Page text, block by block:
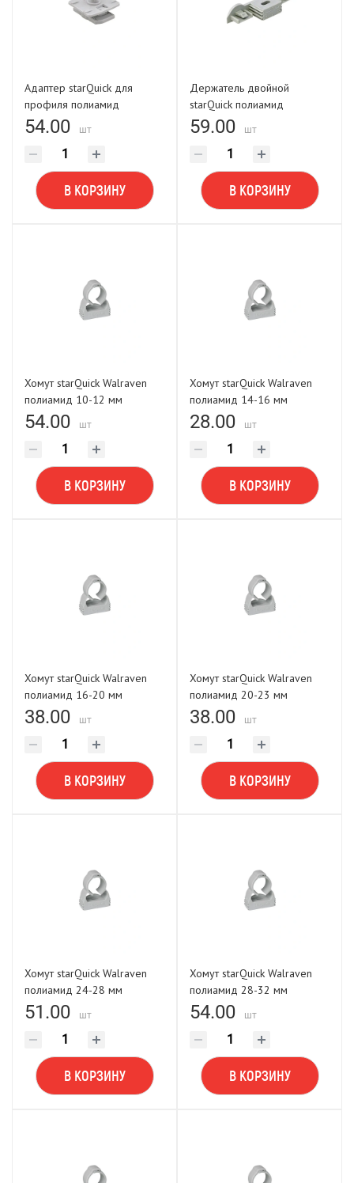
Адаптер starQuick для
профиля полиамид
54.00 шт
В КОРЗИНУ
Держатель двойной
starQuick полиамид
59.00 шт
В КОРЗИНУ
Хомут starQuick Walraven
полиамид 10-12 мм
54.00 шт
В КОРЗИНУ
Хомут starQuick Walraven
полиамид 14-16 мм
28.00 шт
В КОРЗИНУ
Хомут starQuick Walraven
полиамид 16-20 мм
38.00 шт
В КОРЗИНУ
Хомут starQuick Walraven
полиамид 20-23 мм
38.00 шт
В КОРЗИНУ
Хомут starQuick Walraven
полиамид 24-28 мм
51.00 шт
В КОРЗИНУ
Хомут starQuick Walraven
полиамид 28-32 мм
54.00 шт
В КОРЗИНУ